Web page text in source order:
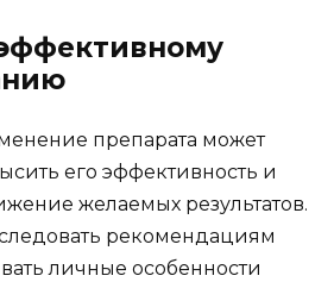
препарата может
его эффективность и
желаемых результатов.
рекомендациям
личные особенности